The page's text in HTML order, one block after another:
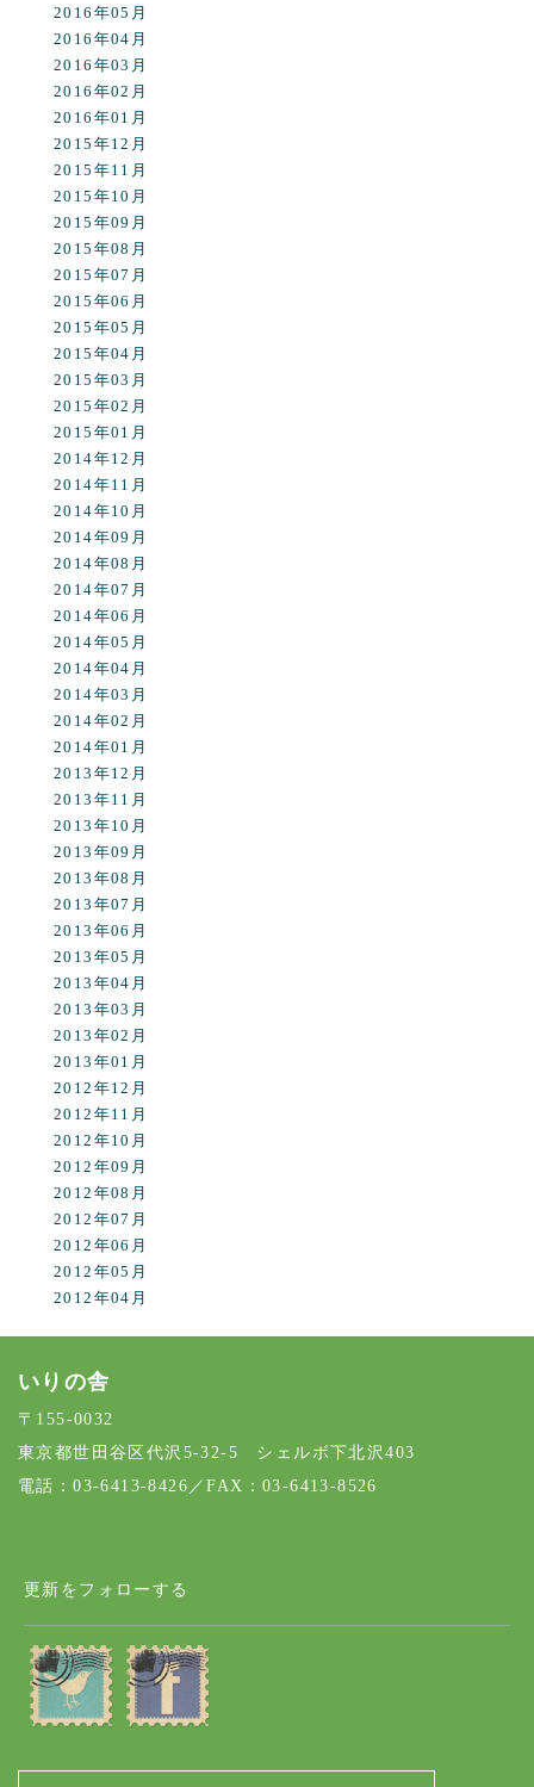
2016年05月
2016年04月
2016年03月
2016年02月
2016年01月
2015年12月
2015年11月
2015年10月
2015年09月
2015年08月
2015年07月
2015年06月
2015年05月
2015年04月
2015年03月
2015年02月
2015年01月
2014年12月
2014年11月
2014年10月
2014年09月
2014年08月
2014年07月
2014年06月
2014年05月
2014年04月
2014年03月
2014年02月
2014年01月
2013年12月
2013年11月
2013年10月
2013年09月
2013年08月
2013年07月
2013年06月
2013年05月
2013年04月
2013年03月
2013年02月
2013年01月
2012年12月
2012年11月
2012年10月
2012年09月
2012年08月
2012年07月
2012年06月
2012年05月
2012年04月
いりの舎
〒155-0032
東京都世田谷区代沢5-32-5 シェルボ下北沢403
電話：03-6413-8426／FAX：03-6413-8526
更新をフォローする